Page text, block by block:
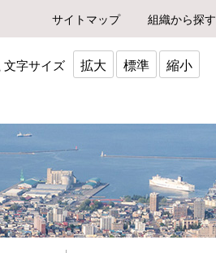
サイトマップ 組織から探す
文字サイズ 拡大 標準 縮小